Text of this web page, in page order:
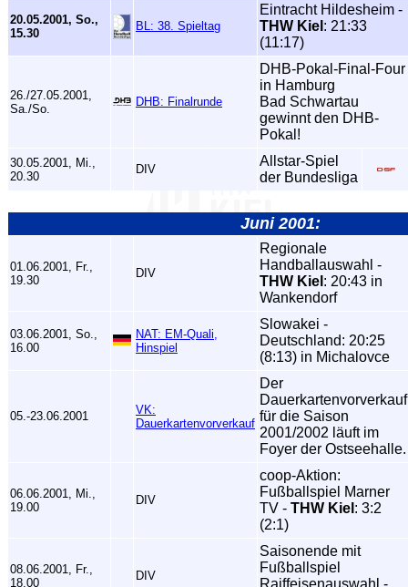
20.05.2001, So.,
15.30
BL: 38. Spieltag
Eintracht Hildesheim -
THW Kiel : 21:33
(11:17)
26./27.05.2001,
Sa./So.
DHB: Finalrunde
DHB-Pokal-Final-Four
in Hamburg
Bad Schwartau
gewinnt den DHB-
Pokal!
30.05.2001, Mi.,
20.30
DIV
Allstar-Spiel
der Bundesliga
Juni 2001:
01.06.2001, Fr.,
19.30
DIV
Regionale
Handballauswahl -
THW Kiel : 20:43 in
Wankendorf
03.06.2001, So.,
16.00
NAT: EM-Quali,
Hinspiel
Slowakei -
Deutschland: 20:25
(8:13) in Michalovce
05.-23.06.2001
VK:
Dauerkartenvorverkauf
Der
Dauerkartenvorverkauf
für die Saison
2001/2002 läuft im
Foyer der Ostseehalle.
06.06.2001, Mi.,
19.00
DIV
coop-Aktion:
Fußballspiel Marner
TV - THW Kiel : 3:2
(2:1)
08.06.2001, Fr.,
18.00
DIV
Saisonende mit
Fußballspiel
Raiffeisenauswahl -